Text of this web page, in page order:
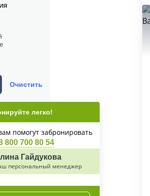
Очистить
легко!
помогут забронировать
800 700 80 54
Гайдукова
персональный менеджер